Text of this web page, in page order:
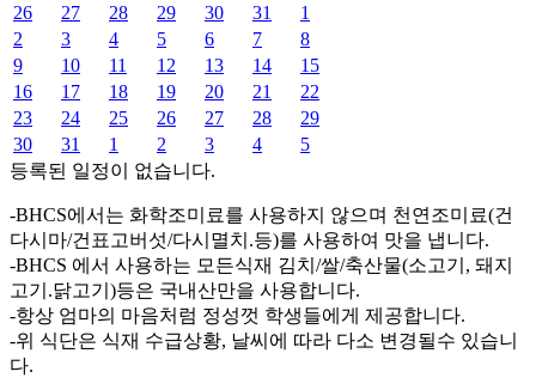
26
27 28 29 30 31
1
2
3 4 5 6 7
8
9
10 11 12 13 14
15
16
17 18 19 20 21
22
23
24 25 26 27 28
29
30
31 1 2 3 4
5
등록된 일정이 없습니다.
-BHCS에서는 화학조미료를 사용하지 않으며 천연조미료(건
다시마/건표고버섯/다시멸치.등)를 사용하여 맛을 냅니다.
-BHCS 에서 사용하는 모든식재 김치/쌀/축산물(소고기, 돼지
고기.닭고기)등은 국내산만을 사용합니다.
-항상 엄마의 마음처럼 정성껏 학생들에게 제공합니다.
-위 식단은 식재 수급상황, 날씨에 따라 다소 변경될수 있습니
다.